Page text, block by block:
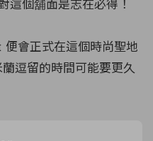
會正式在這個時尚聖地
逗留的時間可能要更久